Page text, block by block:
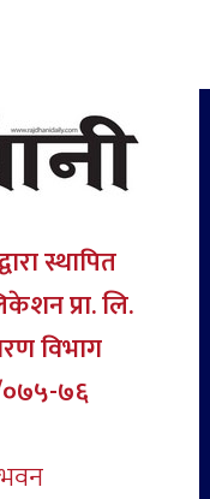
स्थापित
प्रा. लि.
विभाग
०७५-७६